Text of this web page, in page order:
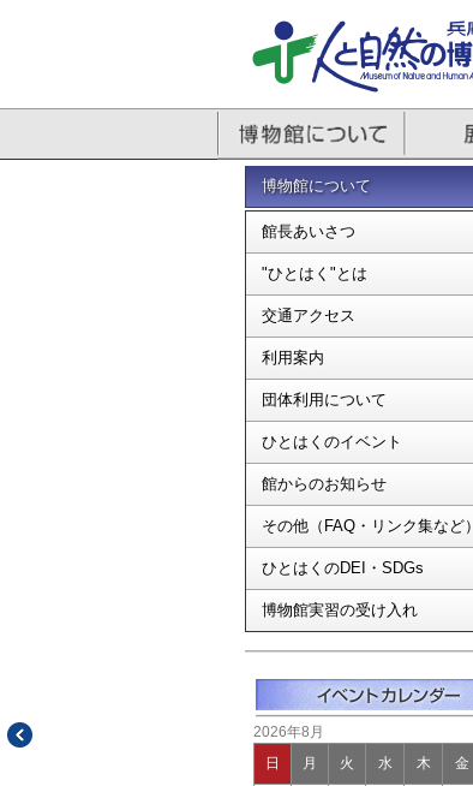
博物館について
館長あいさつ
"ひとはく"とは
交通アクセス
利用案内
団体利用について
ひとはくのイベント
館からのお知らせ
その他（FAQ・リンク集など）
ひとはくのDEI・SDGs
博物館実習の受け入れ
2026年8月
日 月 火 水 木 金